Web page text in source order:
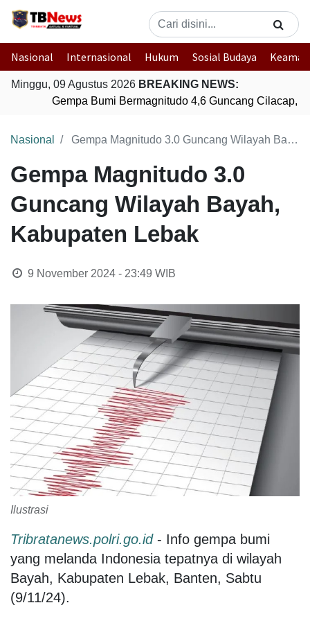
Nasional Internasional Hukum Sosial Budaya
Minggu, 09 Agustus 2026 BREAKING NEWS:
Gempa Bumi Bermagnitudo 4,6 Guncang Cilacap,
Nasional Gempa Magnitudo 3.0 Guncang Wilayah Bayah, Kabupaten Lebak
Gempa Magnitudo 3.0
Guncang Wilayah Bayah,
Kabupaten Lebak
9 November 2024 - 23:49 WIB
Ilustrasi
Tribratanews.polri.go.id- Info gempa bumi
yang melanda Indonesia tepatnya di wilayah
Bayah, Kabupaten Lebak, Banten, Sabtu
(9/11/24).